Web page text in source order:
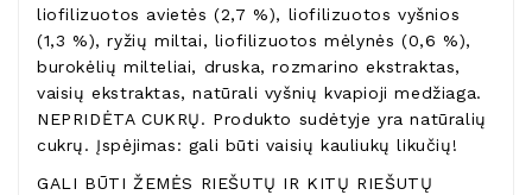
liofilizuotos avietės (2,7 %), liofilizuotos vyšnios
(1,3 %), ryžių miltai, liofilizuotos mėlynės (0,6 %),
burokėlių milteliai, druska, rozmarino ekstraktas,
vaisių ekstraktas, natūrali vyšnių kvapioji medžiaga.
NEPRIDĖTA CUKRŲ. Produkto sudėtyje yra natūralių
cukrų. Įspėjimas: gali būti vaisių kauliukų likučių!
GALI BŪTI ŽEMĖS RIEŠUTŲ IR KITŲ RIEŠUTŲ